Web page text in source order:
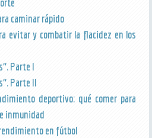
caminar rápido
evitar y combatir la flacidez en los
Parte I
Parte II
deportivo: qué comer para
inmunidad
en fútbol